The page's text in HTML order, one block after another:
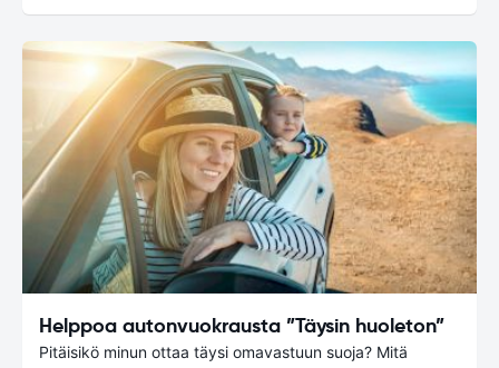
Helppoa autonvuokrausta ”Täysin huoleton”
Pitäisikö minun ottaa täysi omavastuun suoja? Mitä